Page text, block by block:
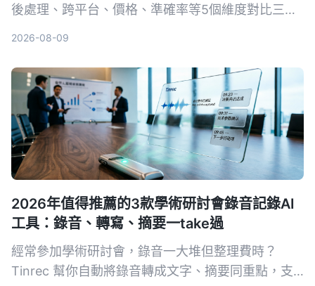
後處理、跨平台、價格、準確率等5個維度對比三星
2026-08-09
2026年值得推薦的3款學術研討會錄音記錄AI
工具：錄音、轉寫、摘要一take過
經常參加學術研討會，錄音一大堆但整理費時？
Tinrec 幫你自動將錄音轉成文字、摘要同重點，支